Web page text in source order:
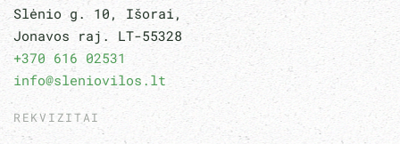
Slėnio g. 10, Išorai,
Jonavos raj. LT-55328
+370 616 02531
info@sleniovilos.lt
REKVIZITAI